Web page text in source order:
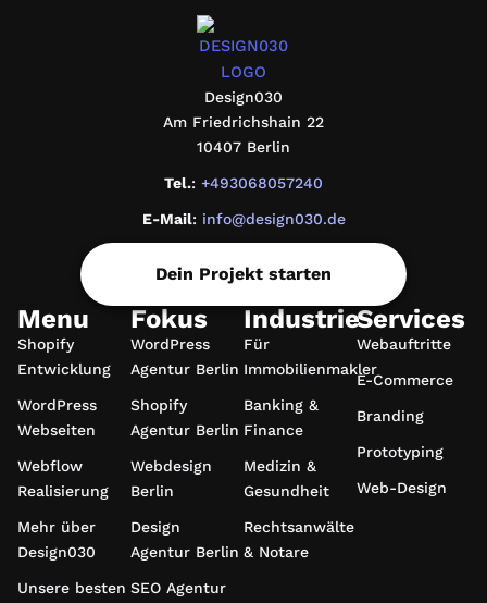
design030
Design030
Am Friedrichshain 22
10407 Berlin
Tel.: +493068057240
E-Mail: info@design030.de
Menu
Shopify
Entwicklung
WordPress
Webseiten
Webflow
Realisierung
Mehr über
Design030
Unsere besten
Fokus
WordPress
Agentur Berlin
Shopify
Agentur Berlin
Webdesign
Berlin
Design
Agentur Berlin
SEO Agentur
Industrie
Für
Immobilienmakler
Banking &
Finance
Medizin &
Gesundheit
Rechtsanwälte
& Notare
Services
Webauftritte
E-Commerce
Branding
Prototyping
Web-Design
Dein Projekt starten